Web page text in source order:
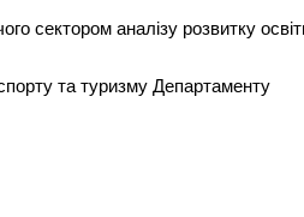
сектором аналізу розвитку
та туризму Департаменту